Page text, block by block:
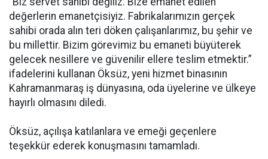
değerlerin emanetçisiyiz. Fabrikalarımızın gerçek
sahibi orada alın teri döken çalışanlarımız, bu şehir ve
bu millettir. Bizim görevimiz bu emaneti büyüterek
gelecek nesillere ve güvenilir ellere teslim etmektir.”
ifadelerini kullanan Öksüz, yeni hizmet binasının
Kahramanmaraş iş dünyasına, oda üyelerine ve ülkeye
hayırlı olmasını diledi.
Öksüz, açılışa katılanlara ve emeği geçenlere
teşekkür ederek konuşmasını tamamladı.